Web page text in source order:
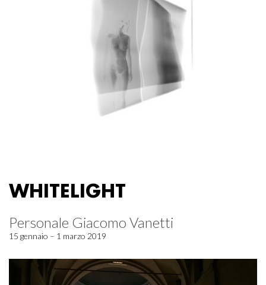
WHITELIGHT
Personale Giacomo Vanetti
15 gennaio – 1 marzo 2019